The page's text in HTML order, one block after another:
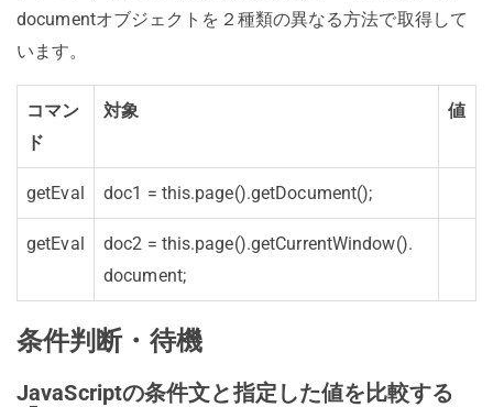
documentオブジェクトを２種類の異なる方法で取得して
います。
コマン
ド
対象 値
getEval doc1 = this.page().getDocument();
getEval doc2 = this.page().getCurrentWindow().
document;
条件判断・待機
JavaScriptの条件文と指定した値を比較する